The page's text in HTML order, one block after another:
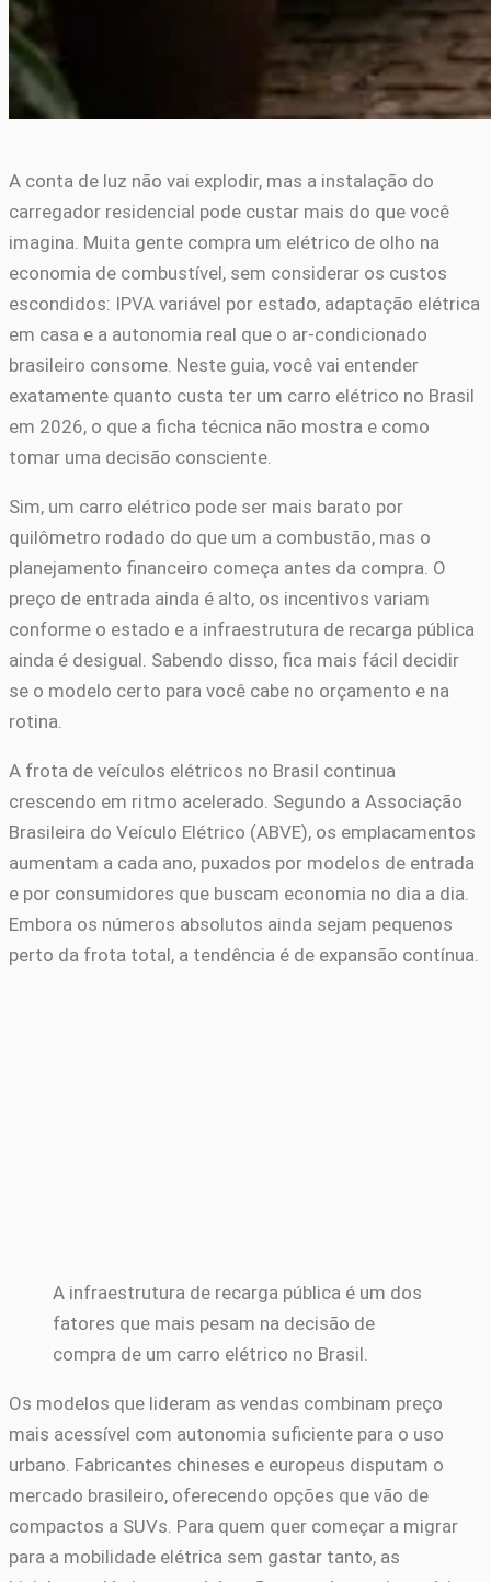
A conta de luz não vai explodir, mas a instalação do
carregador residencial pode custar mais do que você
imagina. Muita gente compra um elétrico de olho na
economia de combustível, sem considerar os custos
escondidos: IPVA variável por estado, adaptação elétrica
em casa e a autonomia real que o ar-condicionado
brasileiro consome. Neste guia, você vai entender
exatamente quanto custa ter um carro elétrico no Brasil
em 2026, o que a ficha técnica não mostra e como
tomar uma decisão consciente.
Sim, um carro elétrico pode ser mais barato por
quilômetro rodado do que um a combustão, mas o
planejamento financeiro começa antes da compra. O
preço de entrada ainda é alto, os incentivos variam
conforme o estado e a infraestrutura de recarga pública
ainda é desigual. Sabendo disso, fica mais fácil decidir
se o modelo certo para você cabe no orçamento e na
rotina.
A frota de veículos elétricos no Brasil continua
crescendo em ritmo acelerado. Segundo a Associação
Brasileira do Veículo Elétrico (ABVE), os emplacamentos
aumentam a cada ano, puxados por modelos de entrada
e por consumidores que buscam economia no dia a dia.
Embora os números absolutos ainda sejam pequenos
perto da frota total, a tendência é de expansão contínua.
A infraestrutura de recarga pública é um dos
fatores que mais pesam na decisão de
compra de um carro elétrico no Brasil.
Os modelos que lideram as vendas combinam preço
mais acessível com autonomia suficiente para o uso
urbano. Fabricantes chineses e europeus disputam o
mercado brasileiro, oferecendo opções que vão de
compactos a SUVs. Para quem quer começar a migrar
para a mobilidade elétrica sem gastar tanto, as